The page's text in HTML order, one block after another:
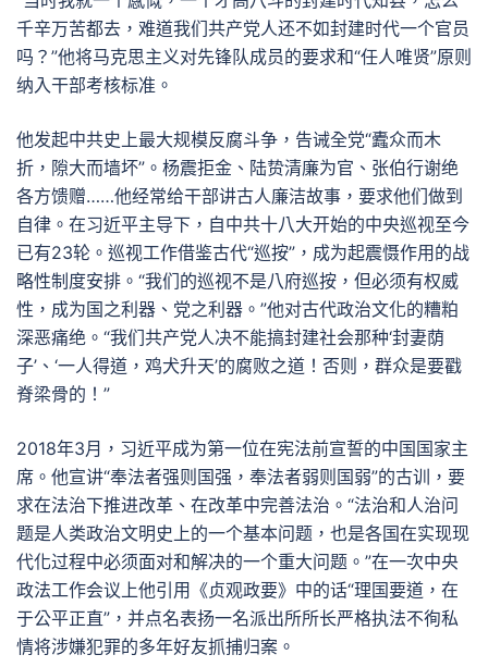
千辛万苦都去，难道我们共产党人还不如封建时代一个官员
吗？”他将马克思主义对先锋队成员的要求和“任人唯贤”原则
纳入干部考核标准。
他发起中共史上最大规模反腐斗争，告诫全党“蠹众而木
折，隙大而墙坏”。杨震拒金、陆贽清廉为官、张伯行谢绝
各方馈赠……他经常给干部讲古人廉洁故事，要求他们做到
自律。在习近平主导下，自中共十八大开始的中央巡视至今
已有23轮。巡视工作借鉴古代“巡按”，成为起震慑作用的战
略性制度安排。“我们的巡视不是八府巡按，但必须有权威
性，成为国之利器、党之利器。”他对古代政治文化的糟粕
深恶痛绝。“我们共产党人决不能搞封建社会那种‘封妻荫
子’、‘一人得道，鸡犬升天’的腐败之道！否则，群众是要戳
脊梁骨的！”
2018年3月，习近平成为第一位在宪法前宣誓的中国国家主
席。他宣讲“奉法者强则国强，奉法者弱则国弱”的古训，要
求在法治下推进改革、在改革中完善法治。“法治和人治问
题是人类政治文明史上的一个基本问题，也是各国在实现现
代化过程中必须面对和解决的一个重大问题。”在一次中央
政法工作会议上他引用《贞观政要》中的话“理国要道，在
于公平正直”，并点名表扬一名派出所所长严格执法不徇私
情将涉嫌犯罪的多年好友抓捕归案。